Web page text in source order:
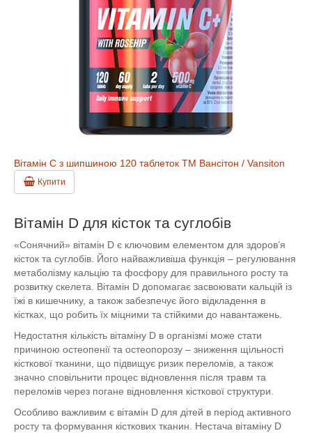
Вітамін С з шипшиною 120 таблеток ТМ Вансітон / Vansiton
Купити
Вітамін D для кісток та суглобів
«Сонячний» вітамін D є ключовим елементом для здоров’я
кісток та суглобів. Його найважливіша функція – регулювання
метаболізму кальцію та фосфору для правильного росту та
розвитку скелета. Вітамін D допомагає засвоювати кальцій із
їжі в кишечнику, а також забезпечує його відкладення в
кістках, що робить їх міцними та стійкими до навантажень.
Недостатня кількість вітаміну D в організмі може стати
причиною остеопенії та остеопорозу – зниження щільності
кісткової тканини, що підвищує ризик переломів, а також
значно сповільнити процес відновлення після травм та
переломів через погане відновлення кісткової структури.
Особливо важливим є вітамін D для дітей в період активного
росту та формування кісткових тканин. Нестача вітаміну D